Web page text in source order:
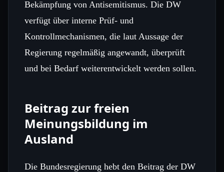
Bekämpfung von Antisemitismus. Die DW
verfügt über interne Prüf‑ und
Kontrollmechanismen, die laut Aussage der
Regierung regelmäßig angewandt, überprüft
und bei Bedarf weiterentwickelt werden sollen.
Beitrag zur freien
Meinungsbildung im
Ausland
Die Bundesregierung hebt den Beitrag der DW